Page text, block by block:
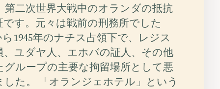
第二次世界大戦中のオランダの抵抗
す。元々は戦前の刑務所でした
ら1945年のナチス占領下で、レジス
、ユダヤ人、エホバの証人、その他
グループの主要な拘留場所として悪
た。 「オランジェホテル」という